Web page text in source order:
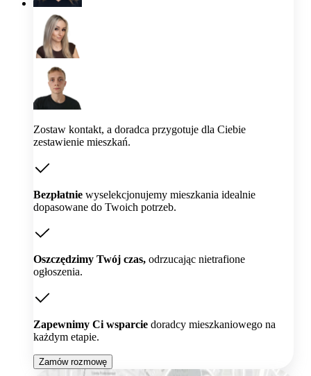
Zostaw kontakt, a doradca przygotuje dla Ciebie
zestawienie mieszkań.
Bezpłatnie wyselekcjonujemy mieszkania idealnie
dopasowane do Twoich potrzeb.
Oszczędzimy Twój czas, odrzucając nietrafione
ogłoszenia.
Zapewnimy Ci wsparcie doradcy mieszkaniowego na
każdym etapie.
Zamów rozmowę